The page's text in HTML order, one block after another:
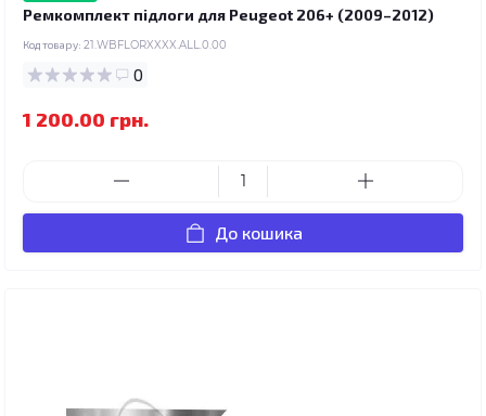
Ремкомплект підлоги для Peugeot 206+ (2009–2012)
Код товару: 21.WBFLORXXXX.ALL.0.00
0
1 200.00 грн.
До кошика